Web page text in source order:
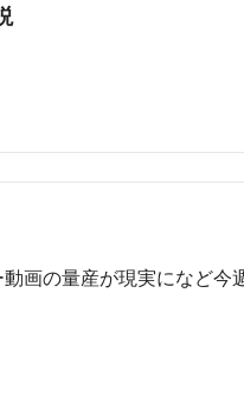
画の量産が現実になど今